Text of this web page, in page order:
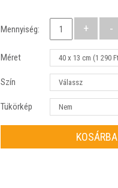
Mennyiség:
Méret
Szín
Tükörkép
KOSÁRBA